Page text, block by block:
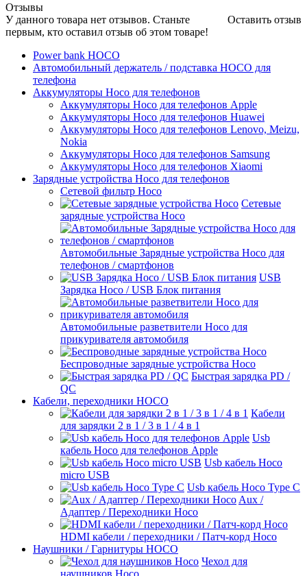
Отзывы
Оставить отзыв
У данного товара нет отзывов. Станьте
первым, кто оставил отзыв об этом товаре!
Power bank HOCO
Автомобильный держатель / подставка HOCO для
телефона
Аккумуляторы Hoco для телефонов
Аккумуляторы Hoco для телефонов Apple
Аккумуляторы Hoco для телефонов Huawei
Аккумуляторы Hoco для телефонов Lenovo, Meizu,
Nokia
Аккумуляторы Hoco для телефонов Samsung
Аккумуляторы Hoco для телефонов Xiaomi
Зарядные устройства Hoco для телефонов
Сетевой фильтр Hoco
Сетевые
зарядные устройства Hoco
Автомобильные Зарядные устройства Hoco для
телефонов / смартфонов
USB
Зарядка Hoco / USB Блок питания
Автомобильные разветвители Hoco для
прикуривателя автомобиля
Беспроводные зарядные устройства Hoco
Быстрая зарядка PD /
QC
Кабели, переходники HOCO
Кабели
для зарядки 2 в 1 / 3 в 1 / 4 в 1
Usb
кабель Hoco для телефонов Apple
Usb кабель Hoco
micro USB
Usb кабель Hoco Type C
Aux /
Адаптер / Переходники Hoco
HDMI кабели / переходники / Патч-корд Hoco
Наушники / Гарнитуры HOCO
Чехол для
наушников Hoco